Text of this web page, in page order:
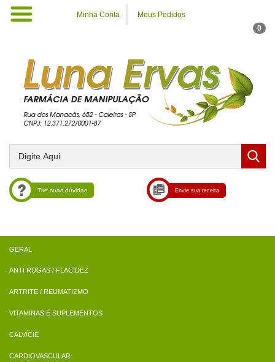
Minha Conta
Meus Pedidos
0
Tire suas dúvidas Envie sua receita
ANTI RUGAS / FLACIDEZ
ARTRITE / REUMATISMO
VITAMINAS E SUPLEMENTOS
CALVÍCIE
CARDIOVASCULAR